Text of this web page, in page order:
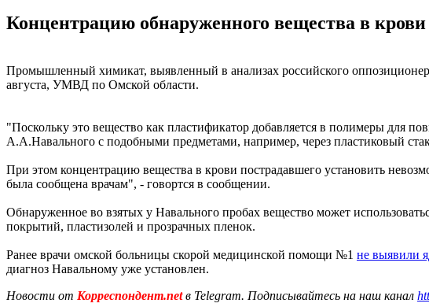
Концентрацию обнаруженного вещества в
Промышленный химикат, выявленный в анализах российского
августа, УМВД по Омской области.
"Поскольку это вещество как пластификатор добавляется в полимеры для
А.А.Навального с подобными предметами, например, через пластиковый
При этом концентрацию вещества в крови пострадавшего установить
была сообщена врачам", - говортся в сообщении.
Обнаруженное во взятых у Навального пробах вещество может
покрытий, пластизолей и прозрачных пленок.
Ранее врачи омской больницы скорой медицинской помощи №1 не выявили
диагноз Навальному уже установлен.
Новости от Корреспондент.netв Telegram. Подписывайтесь на наш канал